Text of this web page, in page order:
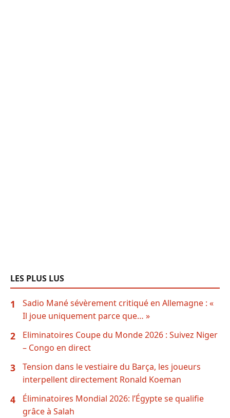
LES PLUS LUS
1
Sadio Mané sévèrement critiqué en Allemagne : «
Il joue uniquement parce que… »
2
Eliminatoires Coupe du Monde 2026 : Suivez Niger
– Congo en direct
3
Tension dans le vestiaire du Barça, les joueurs
interpellent directement Ronald Koeman
4
Éliminatoires Mondial 2026: l’Égypte se qualifie
grâce à Salah